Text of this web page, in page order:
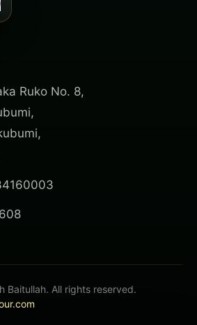
Ruko No. 8,
Baitullah. All rights reserved.